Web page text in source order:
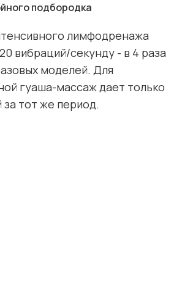
подбородка
лимфодренажа
вибраций/секунду - в 4 раза
моделей. Для
гуаша-массаж дает только
тот же период.